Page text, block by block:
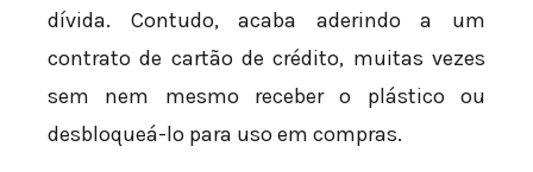
dívida. Contudo, acaba aderindo a um
contrato de cartão de crédito, muitas vezes
sem nem mesmo receber o plástico ou
desbloqueá-lo para uso em compras.